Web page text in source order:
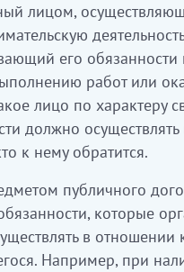
лицом,
его
работ или
лицо по характеру
должно
к нему обратится.
публичного
которые
в отношении
Например, при